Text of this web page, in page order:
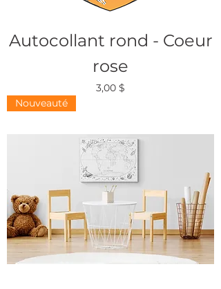
Autocollant rond - Coeur
rose
Prix
3,00 $
Nouveauté